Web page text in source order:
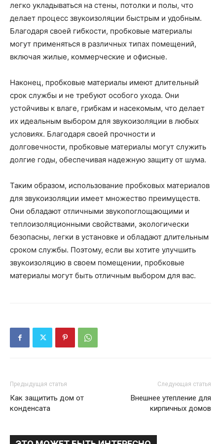
легко укладываться на стены, потолки и полы, что
делает процесс звукоизоляции быстрым и удобным.
Благодаря своей гибкости, пробковые материалы
могут применяться в различных типах помещений,
включая жилые, коммерческие и офисные.
Наконец, пробковые материалы имеют длительный
срок службы и не требуют особого ухода. Они
устойчивы к влаге, грибкам и насекомым, что делает
их идеальным выбором для звукоизоляции в любых
условиях. Благодаря своей прочности и
долговечности, пробковые материалы могут служить
долгие годы, обеспечивая надежную защиту от шума.
Таким образом, использование пробковых материалов
для звукоизоляции имеет множество преимуществ.
Они обладают отличными звукопоглощающими и
теплоизоляционными свойствами, экологически
безопасны, легки в установке и обладают длительным
сроком службы. Поэтому, если вы хотите улучшить
звукоизоляцию в своем помещении, пробковые
материалы могут быть отличным выбором для вас.
Предыдущая статья
Как защитить дом от
конденсата
Следующая статья
Внешнее утепление для
кирпичных домов